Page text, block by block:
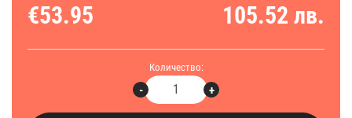
€53.95 105.52 лв.
Количество:
+
-